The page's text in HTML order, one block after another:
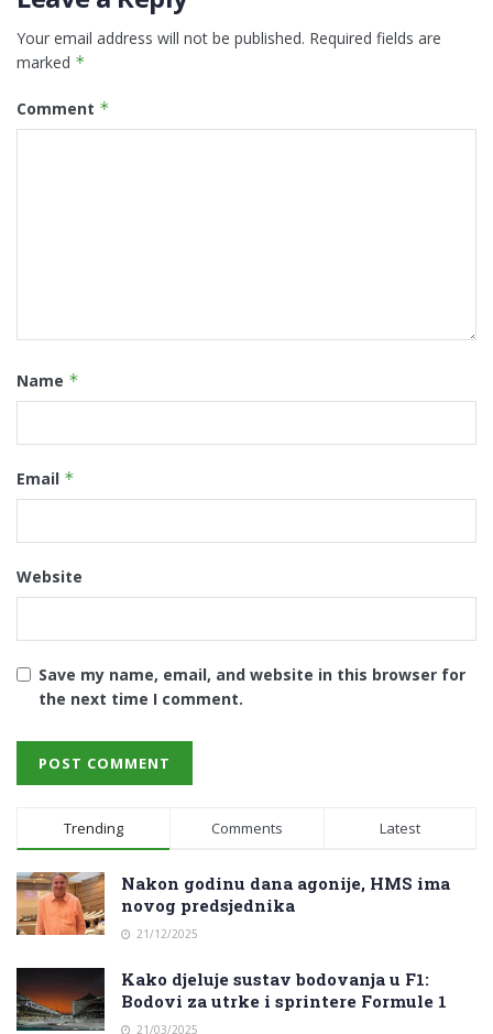
Your email address will not be published. Required fields are
marked *
Comment *
Name *
Email *
Website
Save my name, email, and website in this browser for
the next time I comment.
Trending Comments Latest
Nakon godinu dana agonije, HMS ima
novog predsjednika
21/12/2025
Kako djeluje sustav bodovanja u F1:
Bodovi za utrke i sprintere Formule 1
21/03/2025